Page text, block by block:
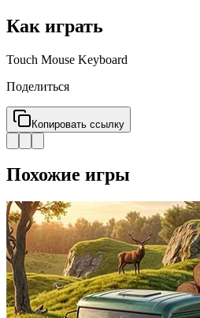
Как играть
Touch Mouse Keyboard
Поделиться
Копировать ссылку
Похожие игры